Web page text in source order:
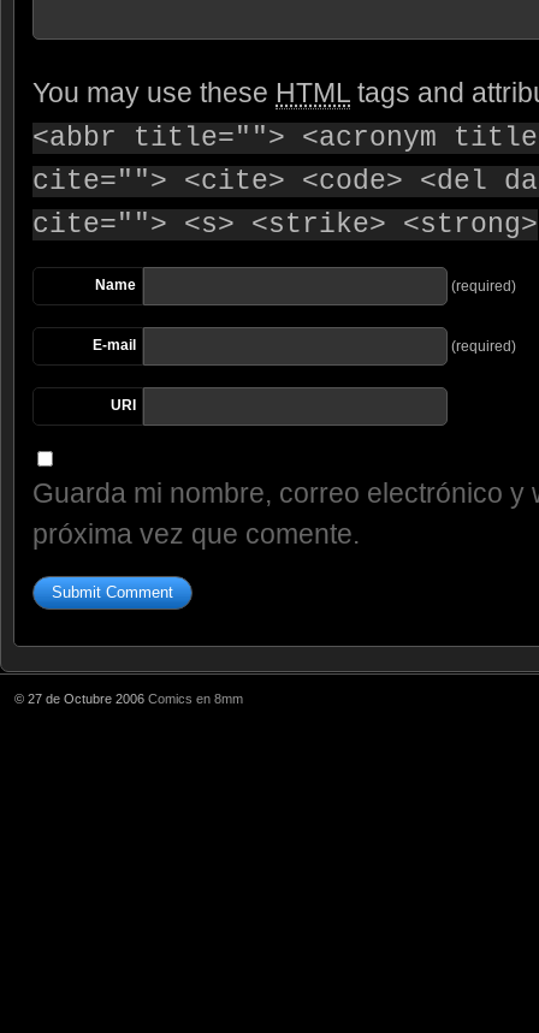
You may use these HTML tags and
<abbr title=""> <acronym
cite=""> <cite> <code> <del
cite=""> <s> <strike> <strong>
Name (required)
E-mail (required)
URI
Guarda mi nombre, correo electrónico
próxima vez que comente.
© 27 de Octubre 2006 Comics en 8mm